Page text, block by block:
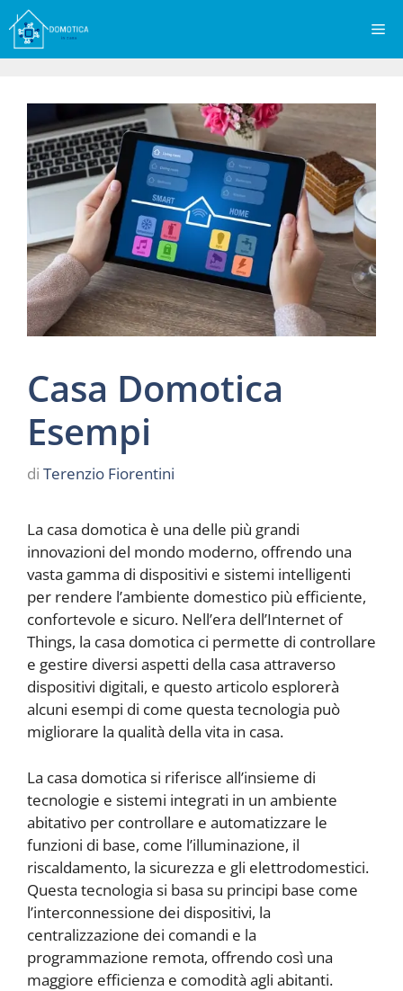
Vai
al
contenuto
Casa Domotica
Esempi
di Terenzio Fiorentini
La casa domotica è una delle più grandi
innovazioni del mondo moderno, offrendo una
vasta gamma di dispositivi e sistemi intelligenti
per rendere l’ambiente domestico più efficiente,
confortevole e sicuro. Nell’era dell’Internet of
Things, la casa domotica ci permette di controllare
e gestire diversi aspetti della casa attraverso
dispositivi digitali, e questo articolo esplorerà
alcuni esempi di come questa tecnologia può
migliorare la qualità della vita in casa.
La casa domotica si riferisce all’insieme di
tecnologie e sistemi integrati in un ambiente
abitativo per controllare e automatizzare le
funzioni di base, come l’illuminazione, il
riscaldamento, la sicurezza e gli elettrodomestici.
Questa tecnologia si basa su principi base come
l’interconnessione dei dispositivi, la
centralizzazione dei comandi e la
programmazione remota, offrendo così una
maggiore efficienza e comodità agli abitanti.